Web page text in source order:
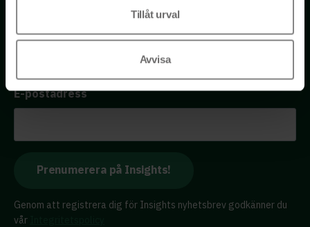
Tillåt urval
Avvisa
Få tillgång till kostnadsfria insikter från våra olika kloka
rådgivare – direkt i din inkorg.
E-postadress
Genom att registrera dig för Insights nyhetsbrev godkänner du
vår